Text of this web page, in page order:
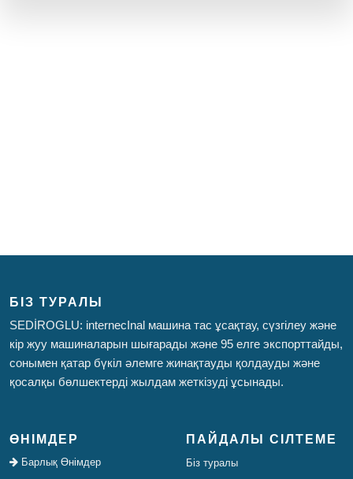
БІЗ ТУРАЛЫ
SEDİROGLU: internecInal машина тас ұсақтау, сүзгілеу және
кір жуу машиналарын шығарады және 95 елге экспорттайды,
сонымен қатар бүкіл әлемге жинақтауды қолдауды және
қосалқы бөлшектерді жылдам жеткізуді ұсынады.
ӨНІМДЕР
Барлық Өнімдер
ПАЙДАЛЫ СІЛТЕМЕ
Біз туралы